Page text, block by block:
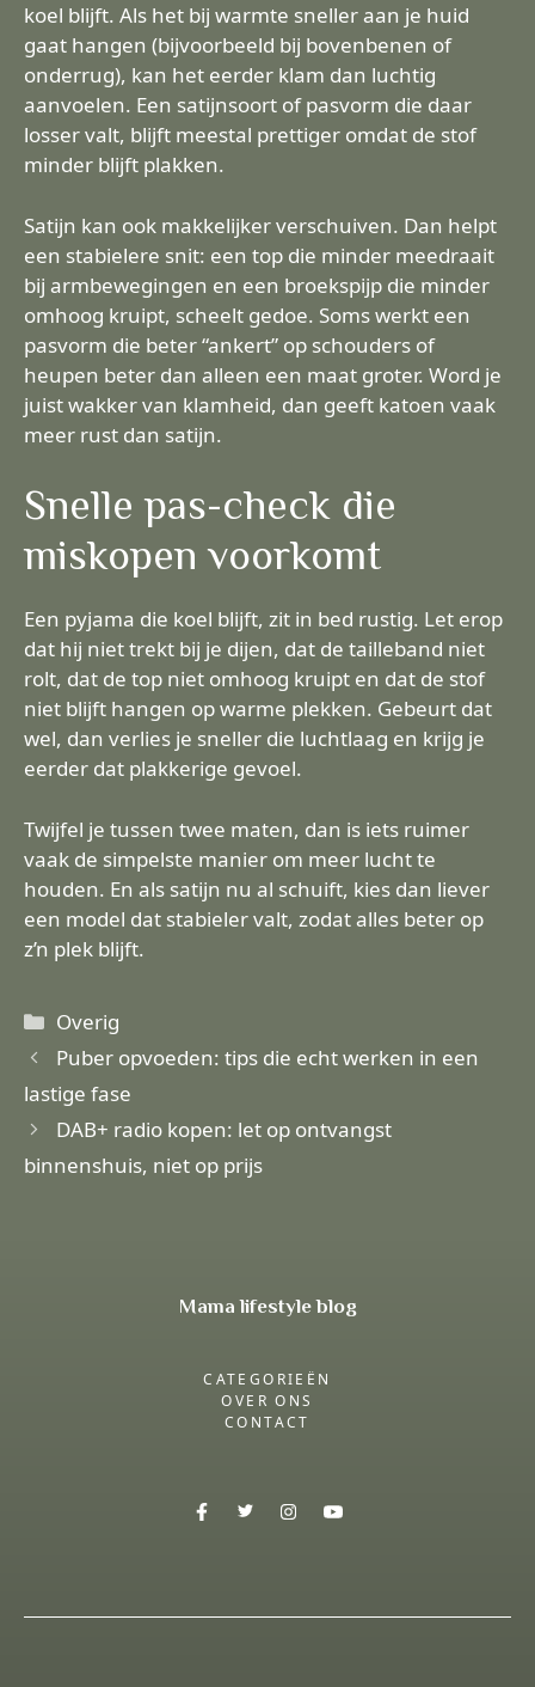
koel blijft. Als het bij warmte sneller aan je huid
gaat hangen (bijvoorbeeld bij bovenbenen of
onderrug), kan het eerder klam dan luchtig
aanvoelen. Een satijnsoort of pasvorm die daar
losser valt, blijft meestal prettiger omdat de stof
minder blijft plakken.
Satijn kan ook makkelijker verschuiven. Dan helpt
een stabielere snit: een top die minder meedraait
bij armbewegingen en een broekspijp die minder
omhoog kruipt, scheelt gedoe. Soms werkt een
pasvorm die beter “ankert” op schouders of
heupen beter dan alleen een maat groter. Word je
juist wakker van klamheid, dan geeft katoen vaak
meer rust dan satijn.
Snelle pas-check die
miskopen voorkomt
Een pyjama die koel blijft, zit in bed rustig. Let erop
dat hij niet trekt bij je dijen, dat de tailleband niet
rolt, dat de top niet omhoog kruipt en dat de stof
niet blijft hangen op warme plekken. Gebeurt dat
wel, dan verlies je sneller die luchtlaag en krijg je
eerder dat plakkerige gevoel.
Twijfel je tussen twee maten, dan is iets ruimer
vaak de simpelste manier om meer lucht te
houden. En als satijn nu al schuift, kies dan liever
een model dat stabieler valt, zodat alles beter op
z’n plek blijft.
Categorieën
Overig
Puber opvoeden: tips die echt werken in een
lastige fase
DAB+ radio kopen: let op ontvangst
binnenshuis, niet op prijs
Mama lifestyle blog
CATEGORIEËN
OVER ONS
CONTACT